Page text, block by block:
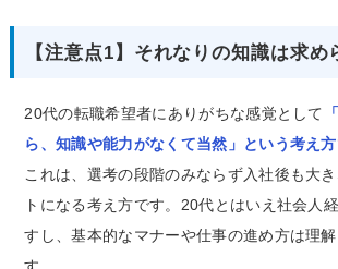
【注意点1】それなりの知識は求め
20代の転職希望者にありがちな感覚として
ら、知識や能力がなくて当然」という考え方
これは、選考の段階のみならず入社後も大
トになる考え方です。20代とはいえ社会人
すし、基本的なマナーや仕事の進め方は理
す。